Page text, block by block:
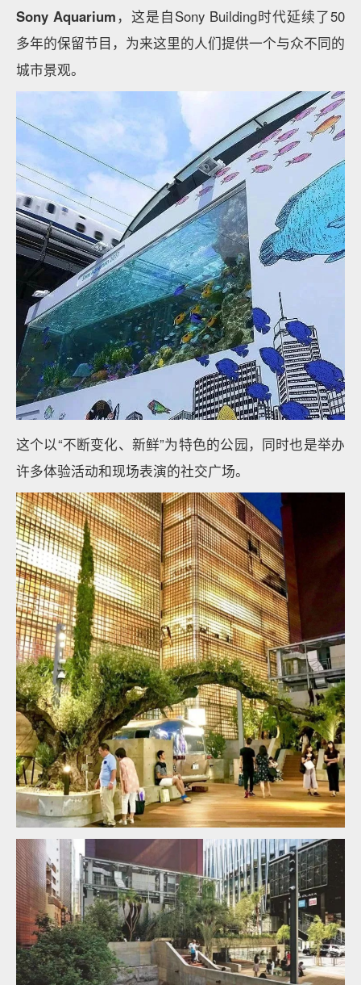
Sony Aquarium ，这是自Sony Building时代延续了50
多年的保留节目，为来这里的人们提供一个与众不同的
城市景观。
这个以“不断变化、新鲜”为特色的公园，同时也是举办
许多体验活动和现场表演的社交广场。